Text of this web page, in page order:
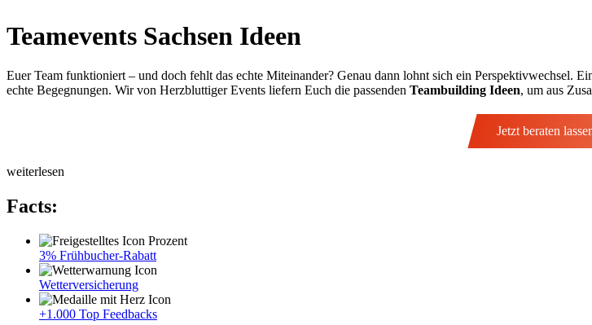
Teamevents Sachsen Ideen
Euer Team funktioniert – und doch fehlt das echte Miteinander? Genau dann lohnt sich ein Perspektivwechsel.
echte Begegnungen. Wir von Herzbluttiger Events liefern Euch die passenden Teambuilding Ideen, um aus
Jetzt beraten
weiterlesen
Facts:
3% Frühbucher-Rabatt
Wetterversicherung
+1.000 Top Feedbacks